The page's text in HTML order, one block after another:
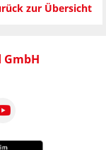
zur Übersicht
GmbH